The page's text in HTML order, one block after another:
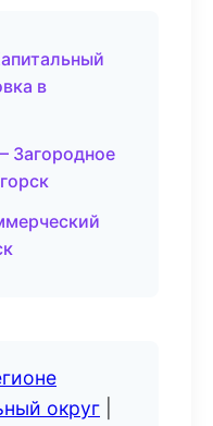
в
округ